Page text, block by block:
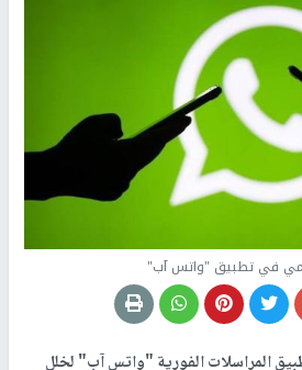
في تطبيق "واتس آب"
المراسلات الفورية "واتس آب" لخلل